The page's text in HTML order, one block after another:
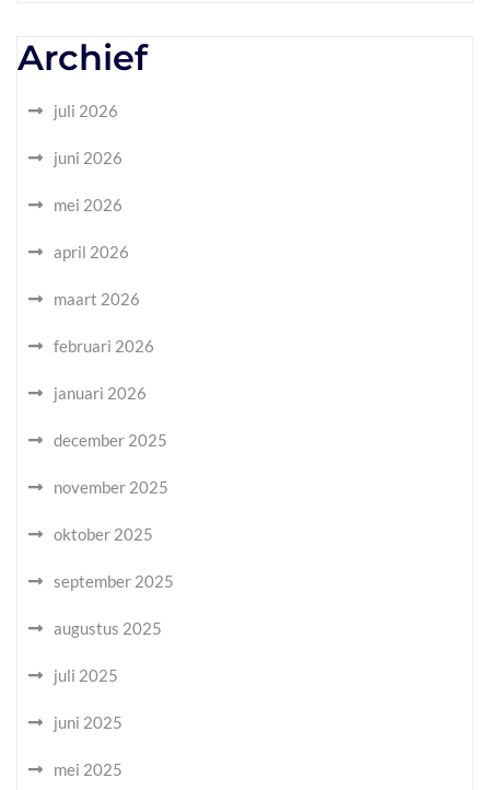
Archief
juli 2026
juni 2026
mei 2026
april 2026
maart 2026
februari 2026
januari 2026
december 2025
november 2025
oktober 2025
september 2025
augustus 2025
juli 2025
juni 2025
mei 2025